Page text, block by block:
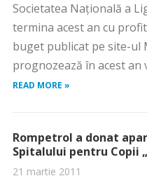
Societatea Naţională a
termina acest an cu
buget publicat pe site-ul
prognozează în acest an
READ MORE »
Rompetrol a donat
Spitalului pentru Copii
21 martie 2011